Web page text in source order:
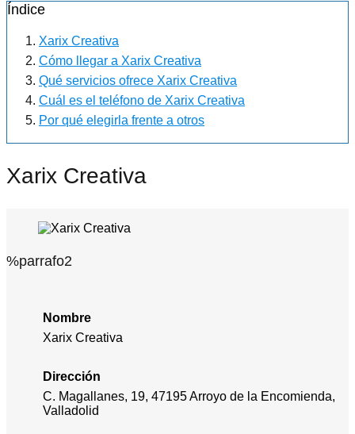
Índice
Xarix Creativa
Cómo llegar a Xarix Creativa
Qué servicios ofrece Xarix Creativa
Cuál es el teléfono de Xarix Creativa
Por qué elegirla frente a otros
Xarix Creativa
%parrafo2
Nombre
Xarix Creativa
Dirección
C. Magallanes, 19, 47195 Arroyo de la Encomienda,
Valladolid